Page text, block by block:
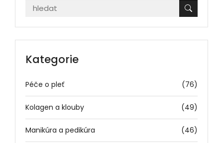
Kategorie
Péče o pleť (76)
Kolagen a klouby (49)
Manikúra a pedikúra (46)